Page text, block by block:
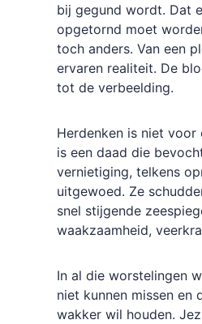
bij gegund wordt. Dat
opgetornd moet
toch anders. Van een
ervaren realiteit. De
tot de verbeelding.
Herdenken is niet
is een daad die
vernietiging, telkens
uitgewoed. Ze
snel stijgende
waakzaamheid,
In al die worstelingen
niet kunnen missen en
wakker wil houden.